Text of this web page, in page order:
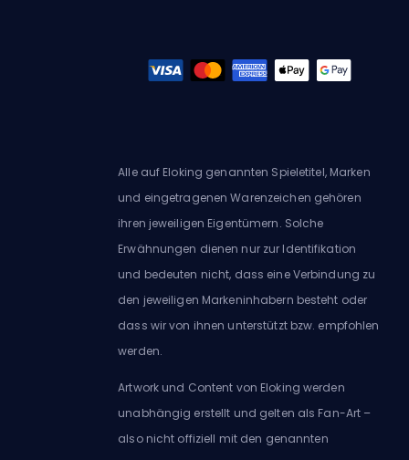
Alle auf Eloking genannten Spieletitel, Marken
und eingetragenen Warenzeichen gehören
ihren jeweiligen Eigentümern. Solche
Erwähnungen dienen nur zur Identifikation
und bedeuten nicht, dass eine Verbindung zu
den jeweiligen Markeninhabern besteht oder
dass wir von ihnen unterstützt bzw. empfohlen
werden.
Artwork und Content von Eloking werden
unabhängig erstellt und gelten als Fan-Art –
also nicht offiziell mit den genannten